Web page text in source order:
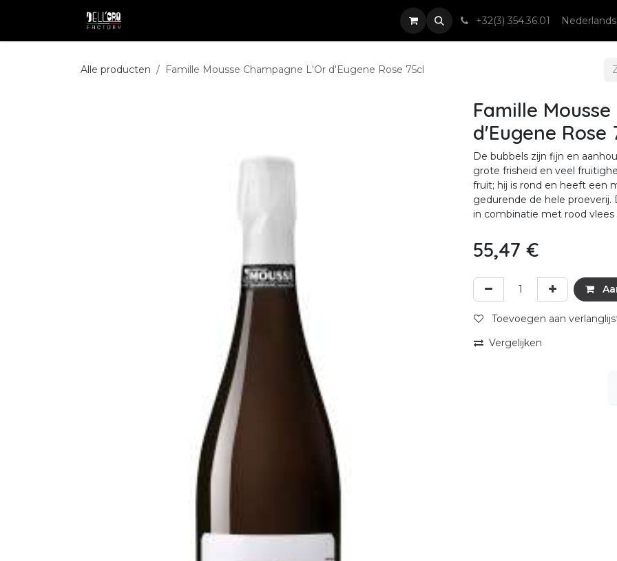
Nieuws & Events Contact+32(3) 354.36.01
Alle producten Famille Mousse Champagne L'Or d'Eugene Rose 75cl
Famille
d'Eugene Rose
De bubbels zijn fijn en
grote frisheid en veel
fruit; hij is rond en heeft een
gedurende de hele proeverij.
in combinatie met rood
55,47 €
Toevoegen aan
Vergelijken